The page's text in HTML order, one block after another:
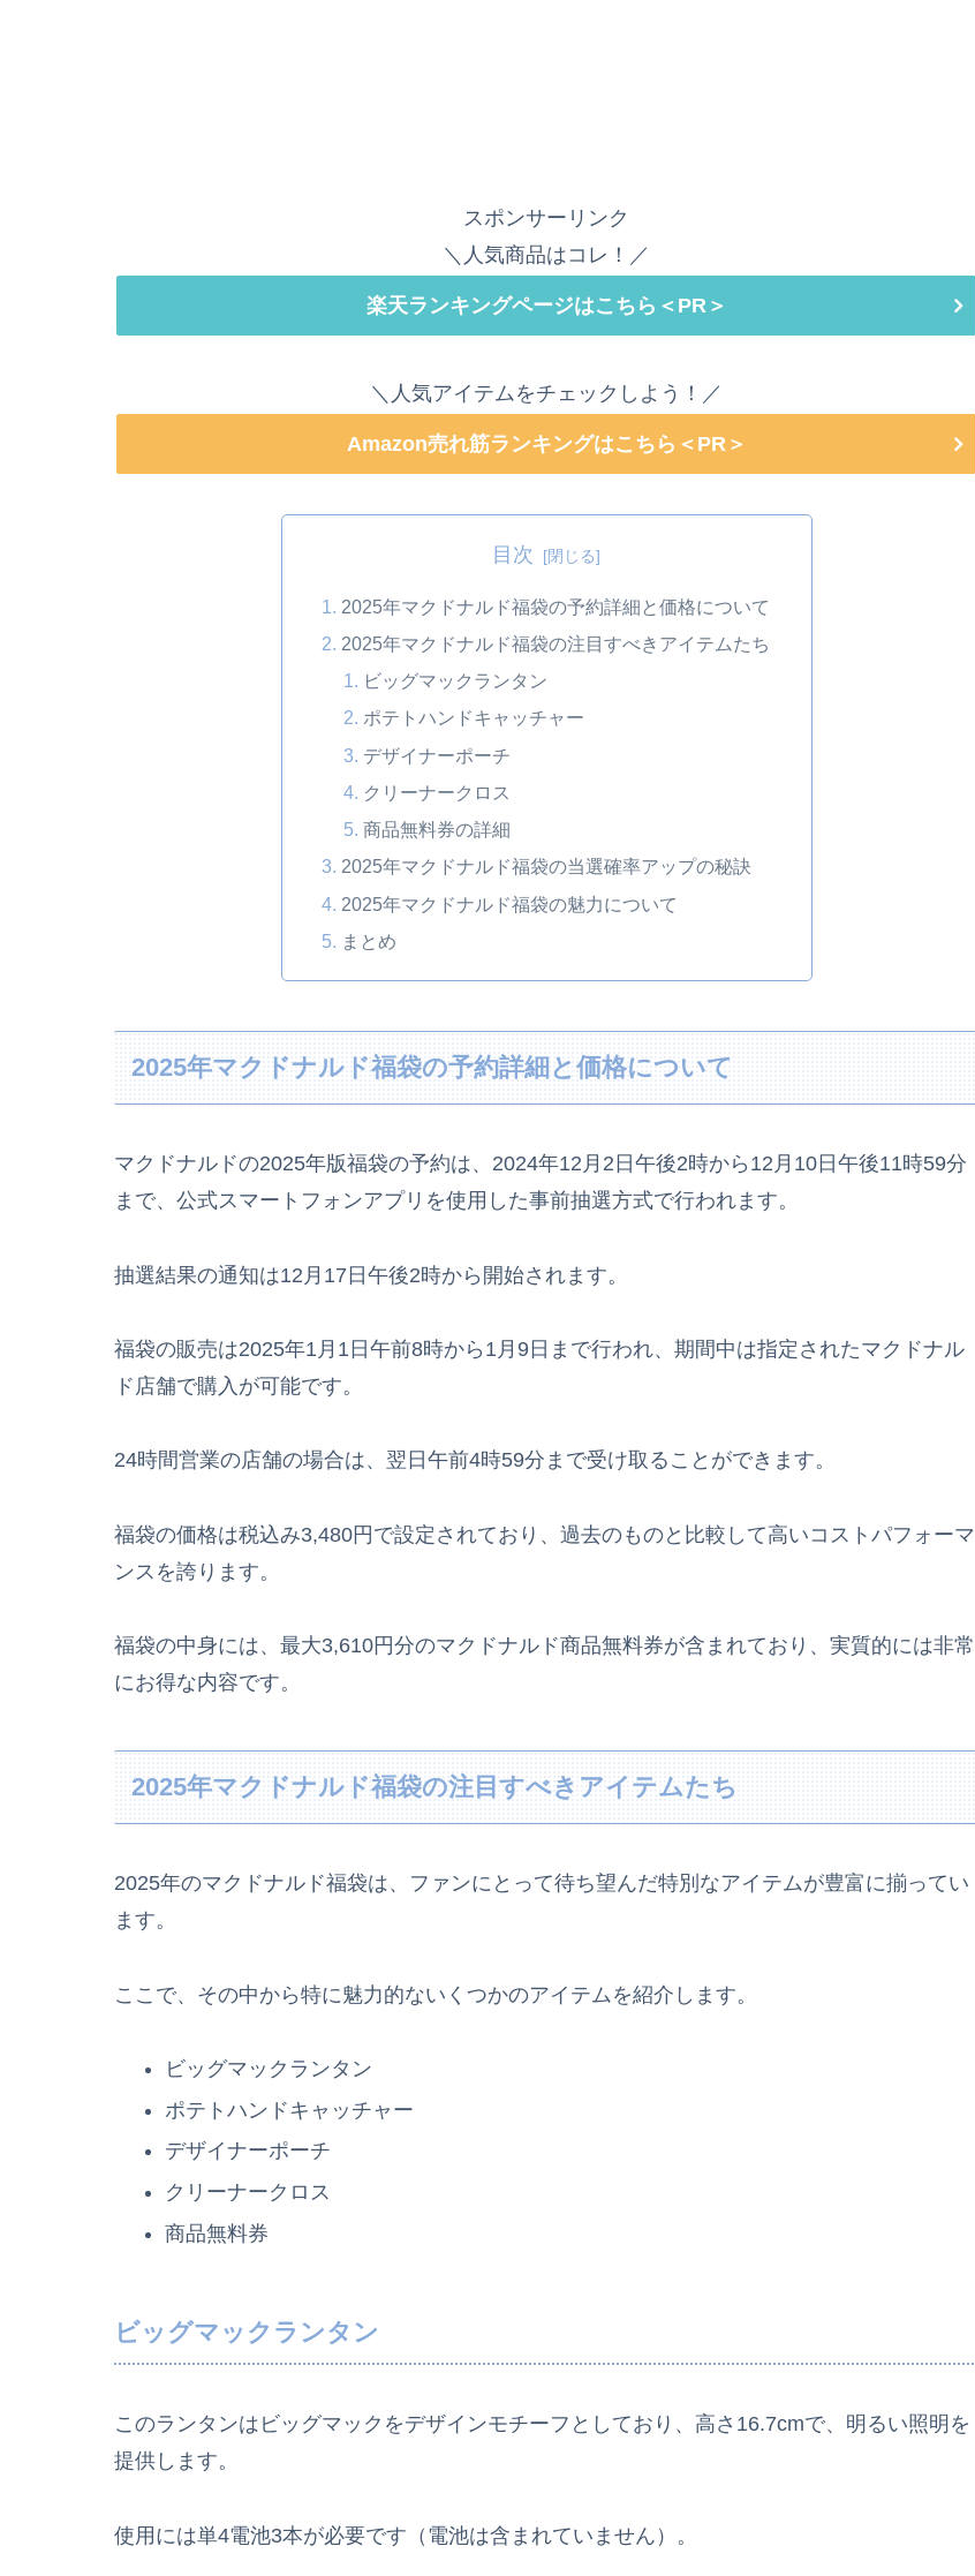
スポンサーリンク
＼人気商品はコレ！／
楽天ランキングページはこちら＜PR＞
＼人気アイテムをチェックしよう！／
Amazon売れ筋ランキングはこちら＜PR＞
目次
2025年マクドナルド福袋の予約詳細と価格について
2025年マクドナルド福袋の注目すべきアイテムたち
ビッグマックランタン
ポテトハンドキャッチャー
デザイナーポーチ
クリーナークロス
商品無料券の詳細
2025年マクドナルド福袋の当選確率アップの秘訣
2025年マクドナルド福袋の魅力について
まとめ
2025年マクドナルド福袋の予約詳細と価格について
マクドナルドの2025年版福袋の予約は、2024年12月2日午後2時から12月10日午後11時59分
まで、公式スマートフォンアプリを使用した事前抽選方式で行われます。
抽選結果の通知は12月17日午後2時から開始されます。
福袋の販売は2025年1月1日午前8時から1月9日まで行われ、期間中は指定されたマクドナル
ド店舗で購入が可能です。
24時間営業の店舗の場合は、翌日午前4時59分まで受け取ることができます。
福袋の価格は税込み3,480円で設定されており、過去のものと比較して高いコストパフォーマ
ンスを誇ります。
福袋の中身には、最大3,610円分のマクドナルド商品無料券が含まれており、実質的には非常
にお得な内容です。
2025年マクドナルド福袋の注目すべきアイテムたち
2025年のマクドナルド福袋は、ファンにとって待ち望んだ特別なアイテムが豊富に揃ってい
ます。
ここで、その中から特に魅力的ないくつかのアイテムを紹介します。
ビッグマックランタン
ポテトハンドキャッチャー
デザイナーポーチ
クリーナークロス
商品無料券
ビッグマックランタン
このランタンはビッグマックをデザインモチーフとしており、高さ16.7cmで、明るい照明を
提供します。
使用には単4電池3本が必要です（電池は含まれていません）。